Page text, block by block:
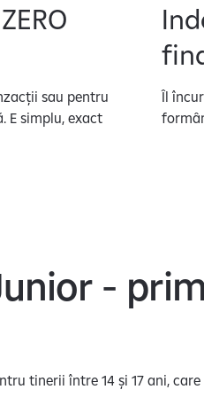
sau pentru
E simplu, exact
Îl
-
tinerii între 14 și 17 ani,